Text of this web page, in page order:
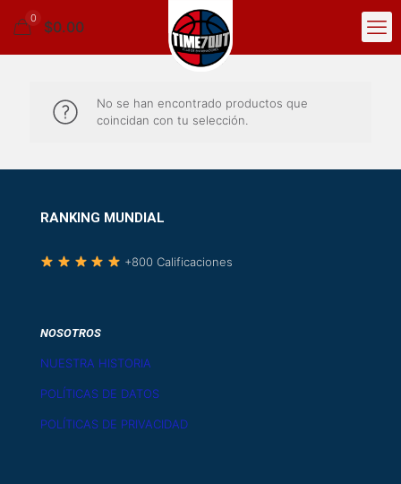
0 $0.00
No se han encontrado productos que
coincidan con tu selección.
RANKING MUNDIAL
+800 Calificaciones
NOSOTROS
NUESTRA HISTORIA
POLÍTICAS DE DATOS
POLÍTICAS DE PRIVACIDAD